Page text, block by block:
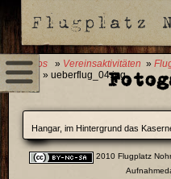
0 Fotos » Vereinsaktivitäten »
2010
» ueberflug_04.jpg
Hangar, im Hintergrund das
2010 Flugplatz